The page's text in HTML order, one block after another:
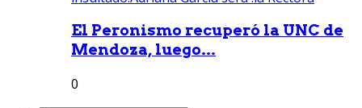
El Peronismo recuperó la UNC de
Mendoza, luego...
0